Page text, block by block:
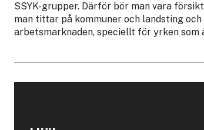
SSYK-grupper. Därför bör man vara
man tittar på kommuner och landsting
arbetsmarknaden, speciellt för yrken som